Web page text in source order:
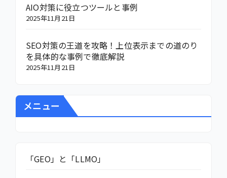
AIO対策に役立つツールと事例
2025年11月21日
SEO対策の王道を攻略！上位表示までの道のり
を具体的な事例で徹底解説
2025年11月21日
メニュー
「GEO」と「LLMO」